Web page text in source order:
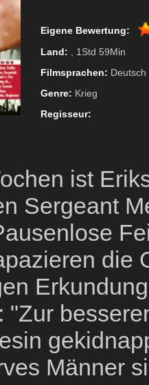
Eigene Bewertung:
Land: , 1Std 59Min
Filmsprachen: Deutsch
Genre: Krieg
Regisseur:
ist
Sergeant
die
"Zur
Männer